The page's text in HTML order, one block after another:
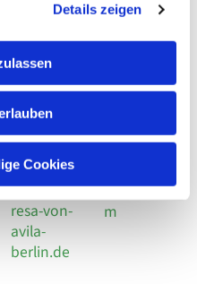
Details zeigen
Cookies
Telefon
+49 30
924 64 28
Fax +49
30 924 54
18
E-Mail
info@the
resa-von-
avila-
berlin.de
Datensch
utz
Social
Impressu
m